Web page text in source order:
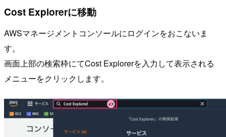
Cost Explorerに移動
AWSマネージメントコンソールにログインをおこないま
す。
画面上部の検索枠にてCost Explorerを入力して表示される
メニューをクリックします。